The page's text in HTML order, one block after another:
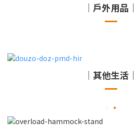
｜戶外用品｜
｜其他生活｜